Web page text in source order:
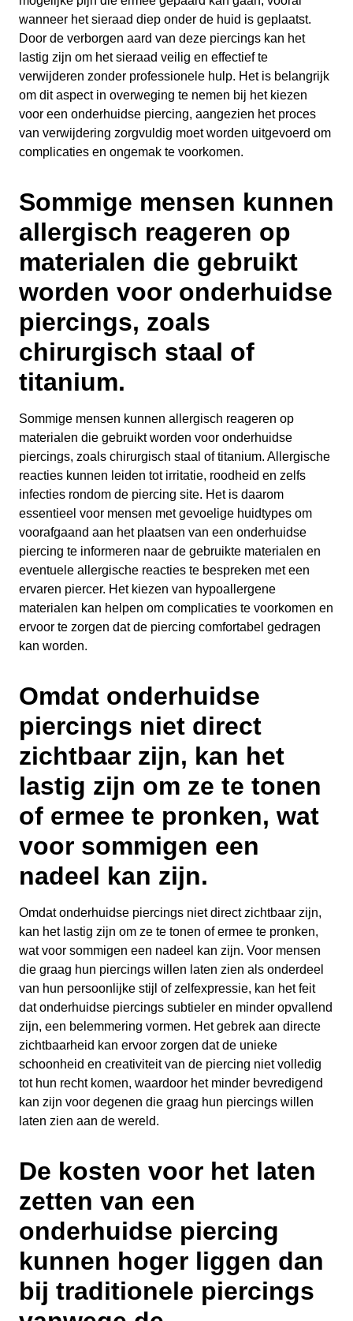
wanneer het sieraad diep onder de huid is geplaatst.
Door de verborgen aard van deze piercings kan het
lastig zijn om het sieraad veilig en effectief te
verwijderen zonder professionele hulp. Het is belangrijk
om dit aspect in overweging te nemen bij het kiezen
voor een onderhuidse piercing, aangezien het proces
van verwijdering zorgvuldig moet worden uitgevoerd om
complicaties en ongemak te voorkomen.
Sommige mensen kunnen
allergisch reageren op
materialen die gebruikt
worden voor onderhuidse
piercings, zoals
chirurgisch staal of
titanium.
Sommige mensen kunnen allergisch reageren op
materialen die gebruikt worden voor onderhuidse
piercings, zoals chirurgisch staal of titanium. Allergische
reacties kunnen leiden tot irritatie, roodheid en zelfs
infecties rondom de piercing site. Het is daarom
essentieel voor mensen met gevoelige huidtypes om
voorafgaand aan het plaatsen van een onderhuidse
piercing te informeren naar de gebruikte materialen en
eventuele allergische reacties te bespreken met een
ervaren piercer. Het kiezen van hypoallergene
materialen kan helpen om complicaties te voorkomen en
ervoor te zorgen dat de piercing comfortabel gedragen
kan worden.
Omdat onderhuidse
piercings niet direct
zichtbaar zijn, kan het
lastig zijn om ze te tonen
of ermee te pronken, wat
voor sommigen een
nadeel kan zijn.
Omdat onderhuidse piercings niet direct zichtbaar zijn,
kan het lastig zijn om ze te tonen of ermee te pronken,
wat voor sommigen een nadeel kan zijn. Voor mensen
die graag hun piercings willen laten zien als onderdeel
van hun persoonlijke stijl of zelfexpressie, kan het feit
dat onderhuidse piercings subtieler en minder opvallend
zijn, een belemmering vormen. Het gebrek aan directe
zichtbaarheid kan ervoor zorgen dat de unieke
schoonheid en creativiteit van de piercing niet volledig
tot hun recht komen, waardoor het minder bevredigend
kan zijn voor degenen die graag hun piercings willen
laten zien aan de wereld.
De kosten voor het laten
zetten van een
onderhuidse piercing
kunnen hoger liggen dan
bij traditionele piercings